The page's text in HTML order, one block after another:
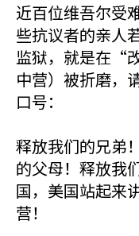
近百位维吾尔受
些抗议者的亲人
监狱，就是在“
中营）被折磨，
口号：
释放我们的兄弟
的父母！释放我
国，美国站起来
营！